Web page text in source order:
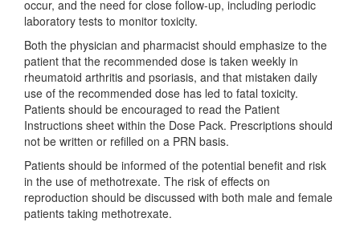
occur, and the need for close follow-up, including periodic
laboratory tests to monitor toxicity.
Both the physician and pharmacist should emphasize to the
patient that the recommended dose is taken weekly in
rheumatoid arthritis and psoriasis, and that mistaken daily
use of the recommended dose has led to fatal toxicity.
Patients should be encouraged to read the Patient
Instructions sheet within the Dose Pack. Prescriptions should
not be written or refilled on a PRN basis.
Patients should be informed of the potential benefit and risk
in the use of methotrexate. The risk of effects on
reproduction should be discussed with both male and female
patients taking methotrexate.